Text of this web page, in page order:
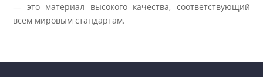
— это материал высокого качества, соответствующий
всем мировым стандартам.